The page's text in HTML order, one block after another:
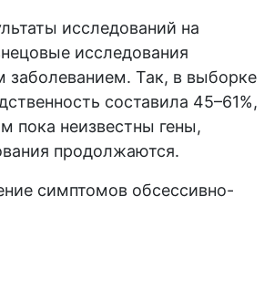
исследований на
исследования
заболеванием. Так, в выборке
составила 45–61%,
пока неизвестны гены,
продолжаются.
симптомов обсессивно-